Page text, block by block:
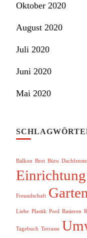
Oktober 2020
August 2020
Juli 2020
Juni 2020
Mai 2020
Balkon Brot Büro
Einrichtung
Freundschaft Garten
Liebe Plastik Pool Rasieren
Tagebuch Terrasse